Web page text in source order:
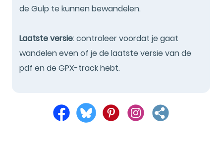
de Gulp te kunnen bewandelen.
Laatste versie: controleer voordat je gaat
wandelen even of je de laatste versie van de
pdf en de GPX-track hebt.